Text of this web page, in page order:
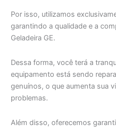
Por isso, utilizamos
garantindo a qualidade e a
Geladeira GE.
Dessa forma, você terá a
equipamento está sendo
genuínos, o que aumenta sua
problemas.
Além disso, oferecemos